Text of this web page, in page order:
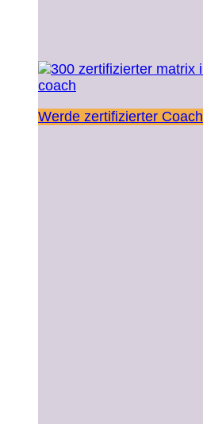
Werde zertifizierter Coach